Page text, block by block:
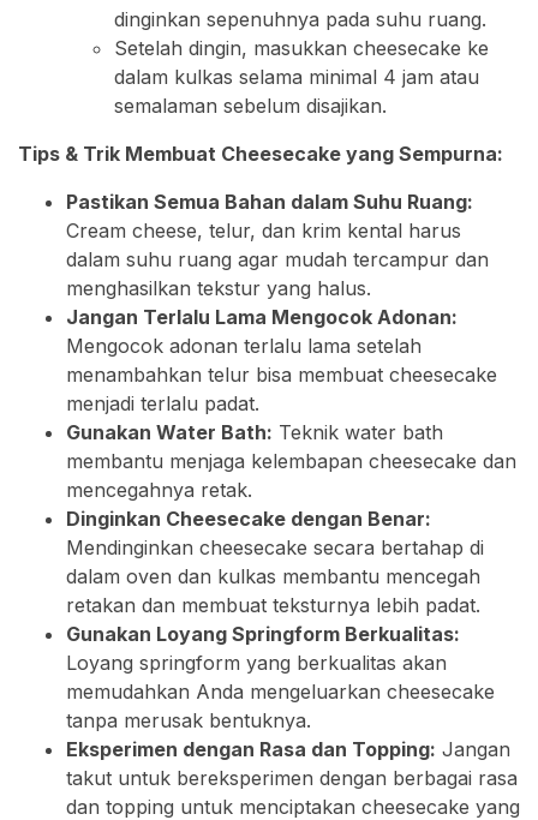
dinginkan sepenuhnya pada suhu ruang.
Setelah dingin, masukkan cheesecake ke
dalam kulkas selama minimal 4 jam atau
semalaman sebelum disajikan.
Tips & Trik Membuat Cheesecake yang Sempurna:
Pastikan Semua Bahan dalam Suhu Ruang:
Cream cheese, telur, dan krim kental harus
dalam suhu ruang agar mudah tercampur dan
menghasilkan tekstur yang halus.
Jangan Terlalu Lama Mengocok Adonan:
Mengocok adonan terlalu lama setelah
menambahkan telur bisa membuat cheesecake
menjadi terlalu padat.
Gunakan Water Bath: Teknik water bath
membantu menjaga kelembapan cheesecake dan
mencegahnya retak.
Dinginkan Cheesecake dengan Benar:
Mendinginkan cheesecake secara bertahap di
dalam oven dan kulkas membantu mencegah
retakan dan membuat teksturnya lebih padat.
Gunakan Loyang Springform Berkualitas:
Loyang springform yang berkualitas akan
memudahkan Anda mengeluarkan cheesecake
tanpa merusak bentuknya.
Eksperimen dengan Rasa dan Topping: Jangan
takut untuk bereksperimen dengan berbagai rasa
dan topping untuk menciptakan cheesecake yang